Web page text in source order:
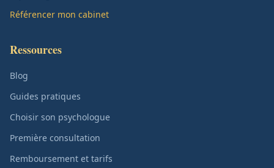
Référencer mon cabinet
Ressources
Blog
Guides pratiques
Choisir son psychologue
Première consultation
Remboursement et tarifs